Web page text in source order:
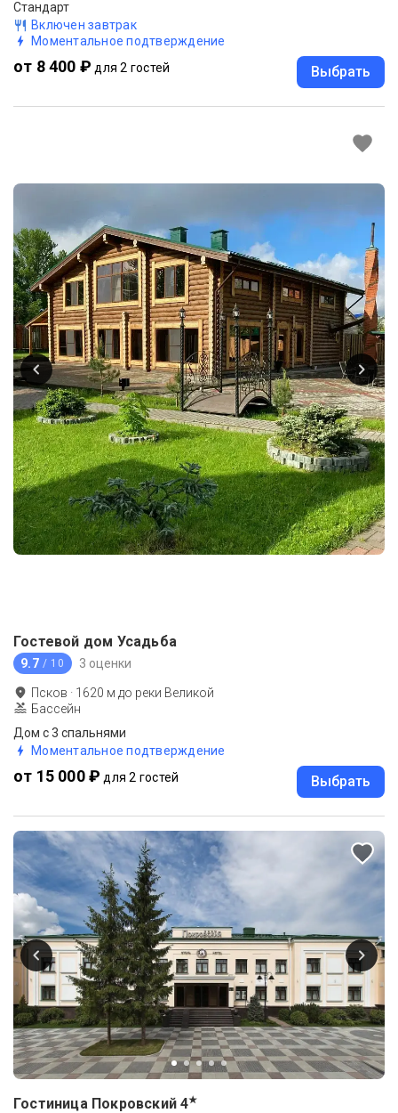
Стандарт
Включен завтрак
Моментальное подтверждение
от 8 400 ₽ для 2 гостей Выбрать
Гостевой дом Усадьба
9.7 / 10 3 оценки
Псков · 1620 м до реки Великой
Бассейн
Дом с 3 спальнями
Моментальное подтверждение
от 15 000 ₽ для 2 гостей Выбрать
Гостиница Покровский 4★